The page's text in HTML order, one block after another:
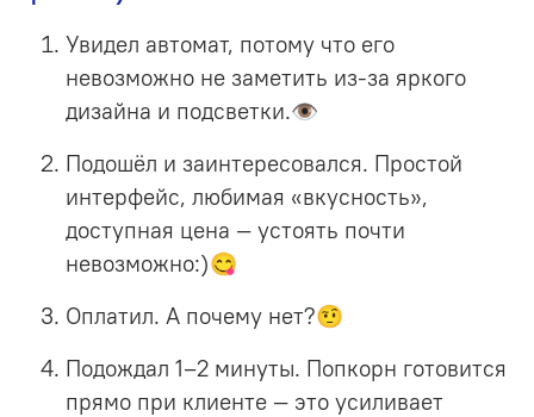
Увидел автомат, потому что его
невозможно не заметить из-за яркого
дизайна и подсветки.👁
Подошёл и заинтересовался. Простой
интерфейс, любимая «вкусность»,
доступная цена — устоять почти
невозможно:)😋
Оплатил. А почему нет?🤨
Подождал 1–2 минуты. Попкорн готовится
прямо при клиенте — это усиливает